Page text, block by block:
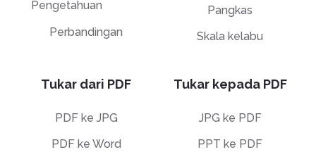
Pengetahuan
Perbandingan
Pangkas
Skala kelabu
Tukar dari PDF
PDF ke JPG
PDF ke Word
Tukar kepada PDF
JPG ke PDF
PPT ke PDF